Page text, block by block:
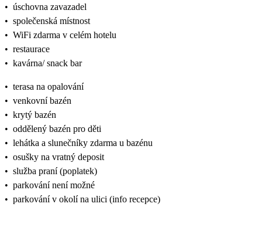
• úschovna zavazadel
• společenská místnost
• WiFi zdarma v celém hotelu
• restaurace
• kavárna/ snack bar
• terasa na opalování
• venkovní bazén
• krytý bazén
• oddělený bazén pro děti
• lehátka a slunečníky zdarma u bazénu
• osušky na vratný deposit
• služba praní (poplatek)
• parkování není možné
• parkování v okolí na ulici (info recepce)